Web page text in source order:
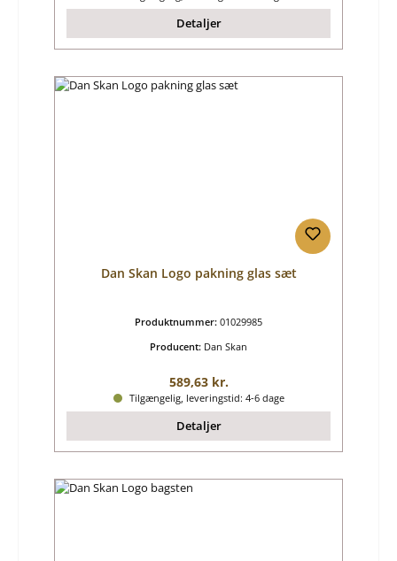
Detaljer
Dan Skan Logo pakning glas sæt
Produktnummer: 01029985
Producent: Dan Skan
Almindelig pris:
589,63 kr.
Tilgængelig, leveringstid: 4-6 dage
Detaljer